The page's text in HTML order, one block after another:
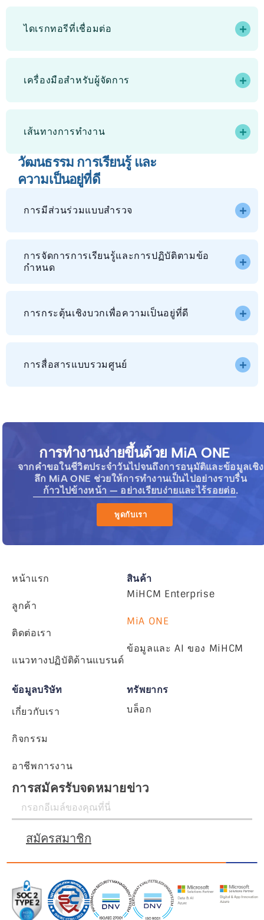
ไดเรกทอรีที่เชื่อมต่อ
เครื่องมือสำหรับผู้จัดการ
เส้นทางการทำงาน
วัฒนธรรม การเรียนรู้ และ
ความเป็นอยู่ที่ดี
การมีส่วนร่วมแบบสำรวจ
การจัดการการเรียนรู้และการปฏิบัติตามข้อ
กำหนด
การกระตุ้นเชิงบวกเพื่อความเป็นอยู่ที่ดี
การสื่อสารแบบรวมศูนย์
การทำงานง่ายขึ้นด้วย MiA ONE
จากคำขอในชีวิตประจำวันไปจนถึงการอนุมัติและข้อมูลเชิง
ลึก MiA ONE ช่วยให้การทำงานเป็นไปอย่างราบรื่น
ก้าวไปข้างหน้า — อย่างเรียบง่ายและไร้รอยต่อ.
พูดกับเรา
หน้าแรก
ลูกค้า
ติดต่อเรา
แนวทางปฏิบัติด้านแบรนด์
สินค้า
MiHCM Enterprise
MiA ONE
ข้อมูลและ AI ของ MiHCM
ข้อมูลบริษัท
เกี่ยวกับเรา
กิจกรรม
อาชีพการงาน
ทรัพยากร
บล็อก
การสมัครรับจดหมายข่าว
สมัครสมาชิก